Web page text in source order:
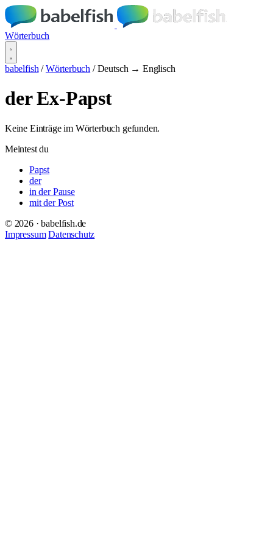
Wörterbuch
babelfish / Wörterbuch / Deutsch → Englisch
der Ex-Papst
Keine Einträge im Wörterbuch gefunden.
Meintest du
Papst
der
in der Pause
mit der Post
© 2026 · babelfish.de
Impressum Datenschutz